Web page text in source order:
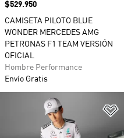
Precio
$529.950
CAMISETA PILOTO BLUE
WONDER MERCEDES AMG
PETRONAS F1 TEAM VERSIÓN
OFICIAL
Hombre Performance
Envío Gratis